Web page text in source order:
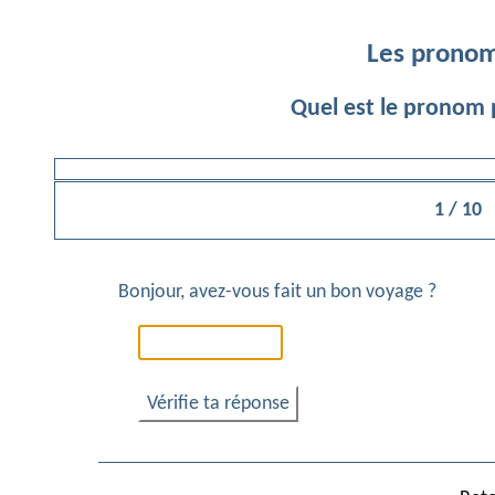
Les
Quel est le pronom
1 / 10
Bonjour, avez-vous fait un bon voyage ?
Vérifie ta réponse